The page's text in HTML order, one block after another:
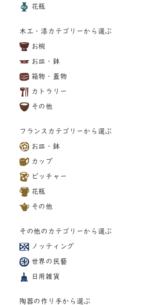
花瓶
木工・漆カテゴリーから選ぶ
お椀
お皿・鉢
箱物・蓋物
カトラリー
その他
フランスカテゴリーから選ぶ
お皿・鉢
カップ
ピッチャー
花瓶
その他
その他のカテゴリーから選ぶ
ノッティング
世界の民藝
日用雑貨
陶器の作り手から選ぶ